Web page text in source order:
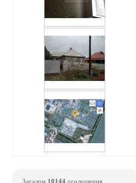
Загалом 10144 оголошення